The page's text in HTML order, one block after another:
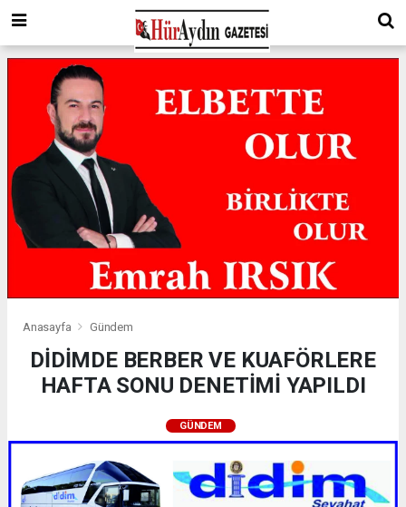
Anasayfa Gündem
DİDİMDE BERBER VE KUAFÖRLERE
HAFTA SONU DENETİMİ YAPILDI
GÜNDEM